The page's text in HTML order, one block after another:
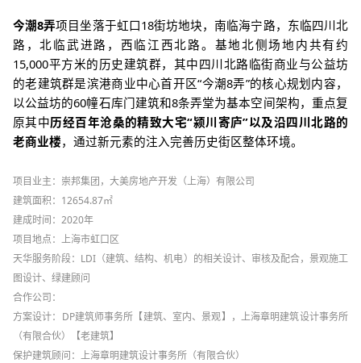
今潮8弄项目坐落于虹口18街坊地块，南临海宁路，东临四川北
路，北临武进路，西临江西北路。基地北侧场地内共有约
15,000平方米的历史建筑群，其中四川北路临街商业与公益坊
的老建筑群是滨港商业中心首开区“今潮8弄”的核心规划内容，
以公益坊的60幢石库门建筑和8条弄堂为基本空间架构，重点复
原其中历经百年沧桑的精致大宅“颍川寄庐”以及沿四川北路的
老商业楼，通过新元素的注入完善历史街区整体环境。
项目业主：崇邦集团，大美房地产开发（上海）有限公司
建筑面积：12654.87㎡
建成时间：2020年
项目地点：上海市虹口区
天华服务阶段：LDI（建筑、结构、机电）的相关设计、审核及配合，景观施工
图设计、绿建顾问
合作公司：
方案设计：DP建筑师事务所【建筑、室内、景观】，上海章明建筑设计事务所
（有限合伙）【老建筑】
保护建筑顾问：上海章明建筑设计事务所（有限合伙）